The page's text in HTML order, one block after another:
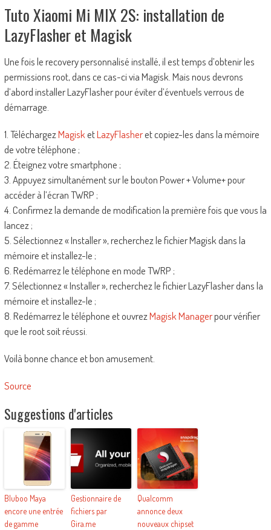
Tuto Xiaomi Mi MIX 2S: installation de
LazyFlasher et Magisk
Une fois le recovery personnalisé installé, il est temps d’obtenir les
permissions root, dans ce cas-ci via Magisk. Mais nous devrons
d’abord installer LazyFlasher pour éviter d’éventuels verrous de
démarrage.
1. TéléchargezMagisketLazyFlasheret copiez-les dans la mémoire
de votre téléphone ;
2. Éteignez votre smartphone ;
3. Appuyez simultanément sur le bouton Power + Volume+ pour
accéder à l’écran TWRP ;
4. Confirmez la demande de modification la première fois que vous la
lancez ;
5. Sélectionnez « Installer », recherchez le fichier Magisk dans la
mémoire et installez-le ;
6. Redémarrez le téléphone en mode TWRP ;
7. Sélectionnez « Installer », recherchez le fichier LazyFlasher dans la
mémoire et installez-le ;
8. Redémarrez le téléphone et ouvrezMagisk Managerpour vérifier
que le root soit réussi.
Voilà bonne chance et bon amusement.
Source
Suggestions d'articles
Bluboo Maya
encore une entrée
de gamme
Gestionnaire de
fichiers par
Gira.me
Qualcomm
annonce deux
nouveaux chipset